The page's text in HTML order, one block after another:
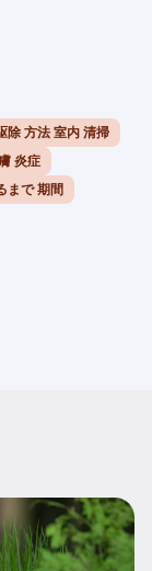
除 方法 室内 清掃
炎症
まで 期間